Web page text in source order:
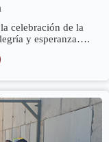
celebración de la
y esperanza….